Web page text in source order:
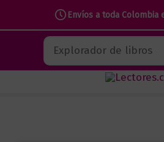
Envíos a toda Colombia
contenido
Buscar